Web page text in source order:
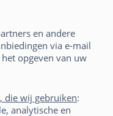
en andere
via e-mail
opgeven van uw
die wij gebruiken:
analytische en